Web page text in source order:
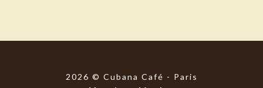
2026 © Cubana Café - Paris